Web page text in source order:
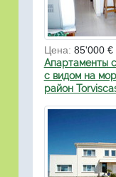
Цена: 85'000 €
Апартаменты
с видом на
район